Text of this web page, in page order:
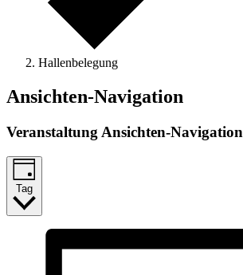
Hallenbelegung
Veranstaltungen
17.06.26
Ansichten-Navigation
Veranstaltung Ansichten-Navigation
Tag